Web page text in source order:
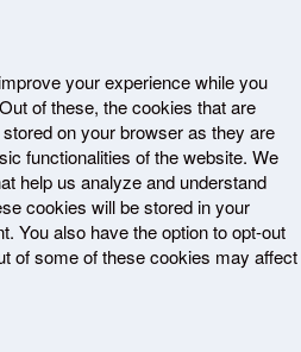
your experience while you
of these, the cookies that are
on your browser as they are
functionalities of the website. We
help us analyze and understand
cookies will be stored in your
You also have the option to opt-out
of some of these cookies may affect